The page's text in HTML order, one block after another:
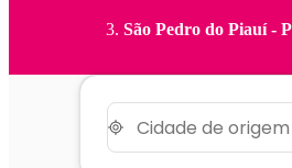
São Pedro do Piauí -